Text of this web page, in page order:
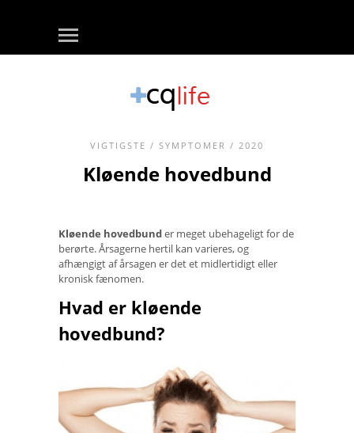
VIGTIGSTE / SYMPTOMER / 2020
Kløende hovedbund
Kløende hovedbunder meget ubehageligt for de
berørte. Årsagerne hertil kan varieres, og
afhængigt af årsagen er det et midlertidigt eller
kronisk fænomen.
Hvad er kløende
hovedbund?